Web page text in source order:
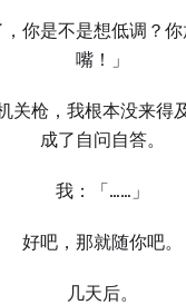
，你是不是想低调？
嘴！」
关枪，我根本没来得
成了自问自答。
我：「……」
好吧，那就随你吧。
几天后。